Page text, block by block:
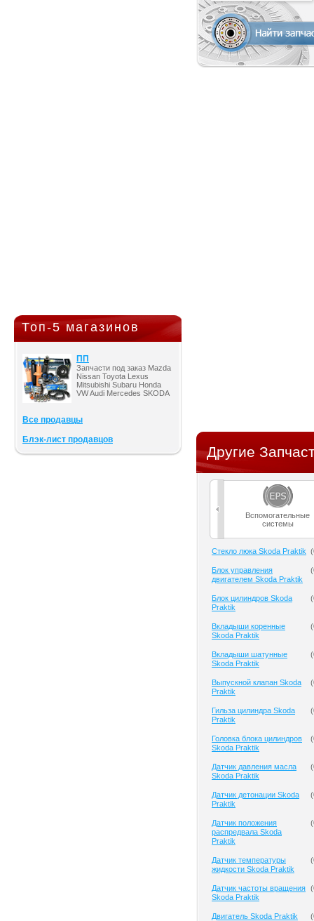
Топ-5 магазинов
ПП
Запчасти под заказ Mazda
Nissan Toyota Lexus
Mitsubishi Subaru Honda
VW Audi Mercedes SKODA
Все продавцы
Блэк-лист продавцов
Другие
Вспомогательные
системы
Cтекло люка Skoda Praktik (
Блок управления
двигателем Skoda Praktik
(
Блок цилиндров Skoda
Praktik
(
Вкладыши коренные
Skoda Praktik
(
Вкладыши шатунные
Skoda Praktik
(
Выпускной клапан Skoda
Praktik
(
Гильза цилиндра Skoda
Praktik
(
Головка блока цилиндров
Skoda Praktik
(
Датчик давления масла
Skoda Praktik
(
Датчик детонации Skoda
Praktik
(
Датчик положения
распредвала Skoda
Praktik
(
Датчик температуры
жидкости Skoda Praktik
(
Датчик частоты вращения
Skoda Praktik
(
Двигатель Skoda Praktik (